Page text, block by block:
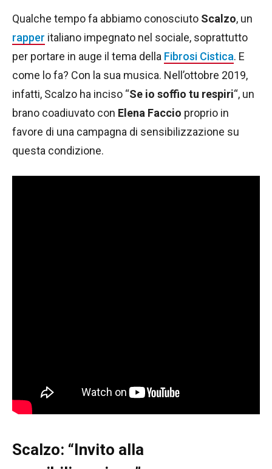
Qualche tempo fa abbiamo conosciuto Scalzo, un
rapper italiano impegnato nel sociale, soprattutto
per portare in auge il tema della Fibrosi Cistica. E
come lo fa? Con la sua musica. Nell’ottobre 2019,
infatti, Scalzo ha inciso “Se io soffio tu respiri“, un
brano coadiuvato con Elena Faccio proprio in
favore di una campagna di sensibilizzazione su
questa condizione.
Scalzo: “Invito alla